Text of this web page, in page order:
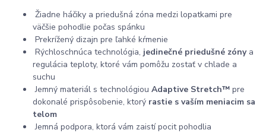
Žiadne háčiky a priedušná zóna medzi lopatkami pre
väčšie pohodlie počas spánku
Prekrížený dizajn pre ľahké kŕmenie
Rýchloschnúca technológia, jedinečné priedušné zónya
regulácia teploty, ktoré vám pomôžu zostať v chlade a
suchu
Jemný materiál s technológiou Adaptive Stretch™ pre
dokonalé prispôsobenie, ktorý rastie s vaším meniacim sa
telom
Jemná podpora, ktorá vám zaistí pocit pohodlia